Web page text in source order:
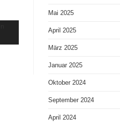
Mai 2025
April 2025
März 2025
Januar 2025
Oktober 2024
September 2024
April 2024